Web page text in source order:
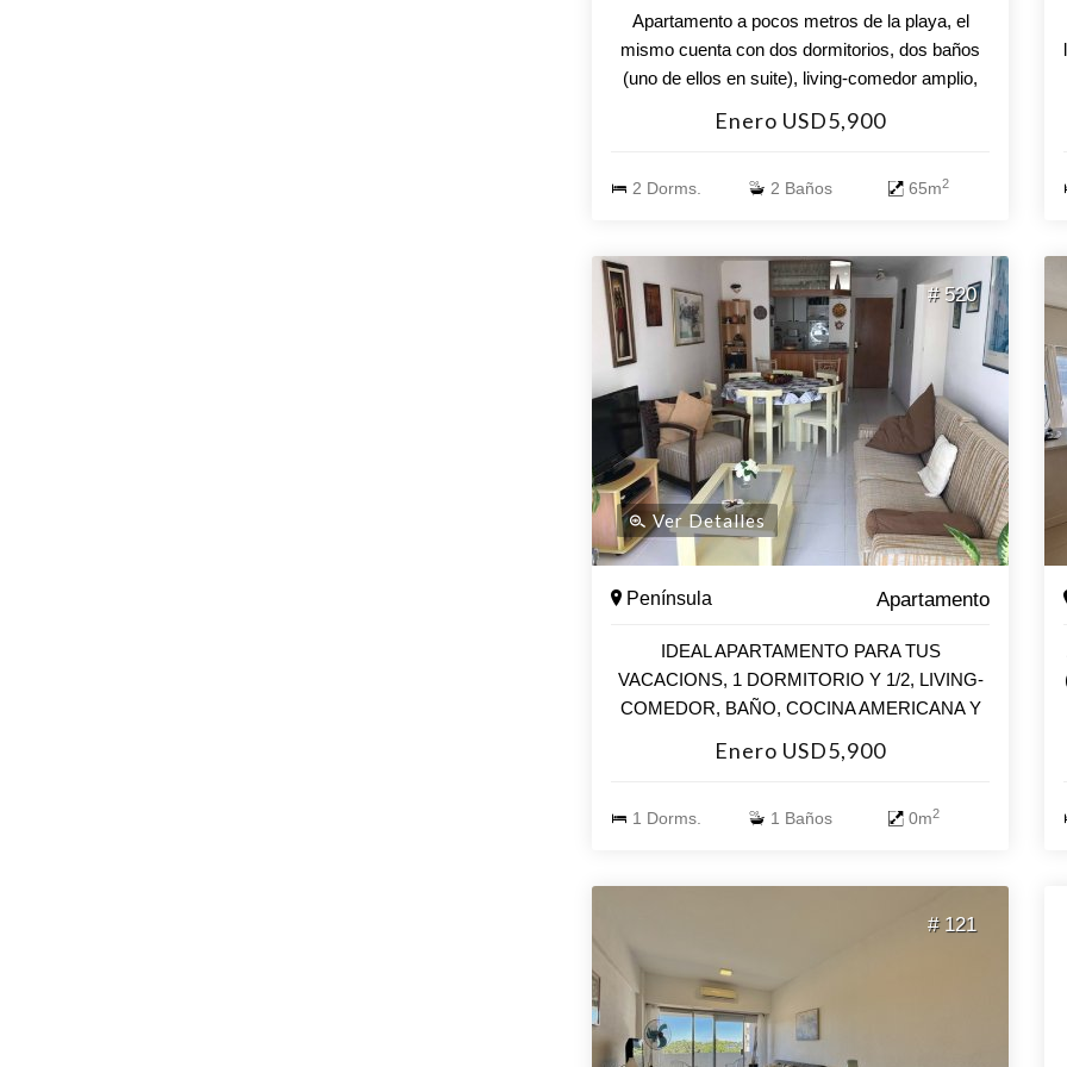
Apartamento a pocos metros de la playa, el
mismo cuenta con dos dormitorios, dos baños
(uno de ellos en suite), living-comedor amplio,
incluye sala de juegos.
Enero USD5,900
2 Dorms. 2 Baños 65m2
# 520
Ver Detalles
Península Apartamento
IDEAL APARTAMENTO PARA TUS
VACACIONS, 1 DORMITORIO Y 1/2, LIVING-
COMEDOR, BAÑO, COCINA AMERICANA Y
PISCINA, PISCINA CERRADA CLIMATIZADA,
CANCHA DE FUTBOL, BARBACOAS,
Enero USD5,900
1 Dorms. 1 Baños 0m2
# 121